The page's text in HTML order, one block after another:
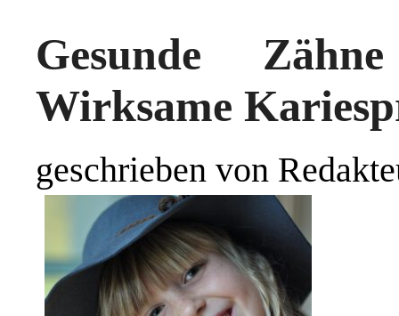
Gesunde
Wirksame
geschrieben von